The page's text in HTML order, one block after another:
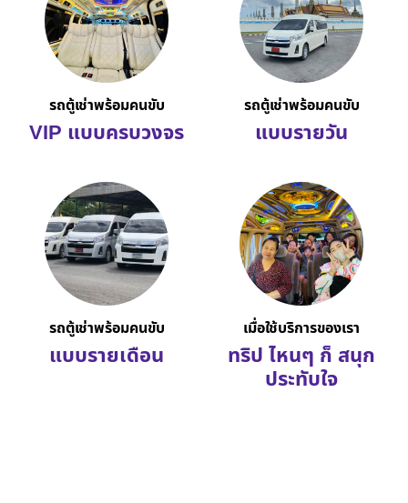
รถตู้เช่าพร้อมคนขับ
VIP แบบครบวงจร
รถตู้เช่าพร้อมคนขับ
แบบรายวัน
รถตู้เช่าพร้อมคนขับ
แบบรายเดือน
เมื่อใช้บริการของเรา
ทริป ไหนๆ ก็ สนุก
ประทับใจ